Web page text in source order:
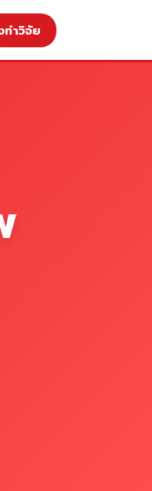
เกี่ยวกับเรา
ำวิจัย